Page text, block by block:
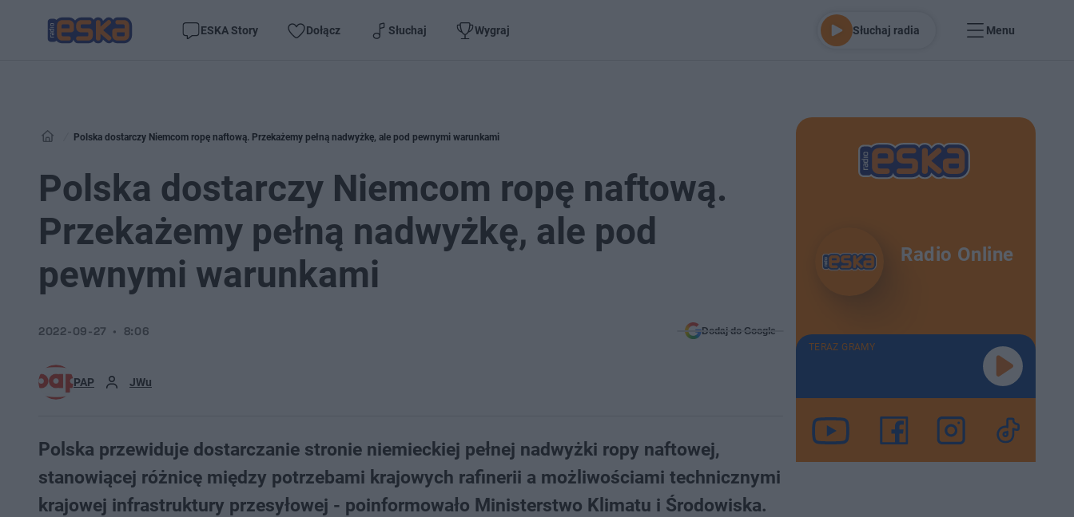
ESKA Story Dołącz Słuchaj Wygraj Słuchaj radia Menu
Polska dostarczy Niemcom ropę naftową. Przekażemy pełną nadwyżkę, ale pod pewnymi warunkami
Polska dostarczy Niemcom ropę naftową.
Przekażemy pełną nadwyżkę, ale pod
pewnymi warunkami
PAP JWu
2022-09-27 8:06 Dodaj do Google
Polska przewiduje dostarczanie stronie niemieckiej pełnej nadwyżki ropy naftowej,
stanowiącej różnicę między potrzebami krajowych rafinerii a możliwościami technicznymi
krajowej infrastruktury przesyłowej - poinformowało Ministerstwo Klimatu i Środowiska.
Radio Online
TERAZ GRAMY